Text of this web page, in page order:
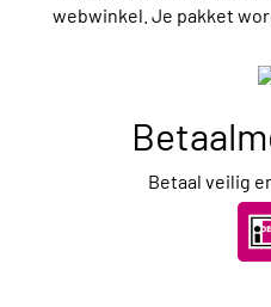
webwinkel. Je pakket
Betaal veilig